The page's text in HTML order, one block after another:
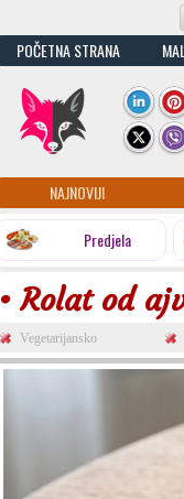
POČETNA STRANA
NAJNOVIJI
Predjela
• Rolat od
Vegetarijansko